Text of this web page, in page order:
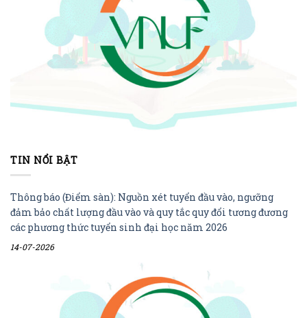
TIN NỔI BẬT
Thông báo (Điểm sàn): Nguồn xét tuyển đầu vào, ngưỡng
đảm bảo chất lượng đầu vào và quy tắc quy đổi tương đương
các phương thức tuyển sinh đại học năm 2026
14-07-2026